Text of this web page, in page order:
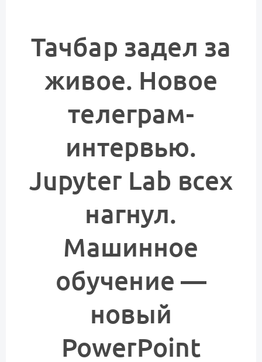
Тачбар задел за
живое. Новое
телеграм-
интервью.
Jupyter Lab всех
нагнул.
Машинное
обучение —
новый
PowerPoint